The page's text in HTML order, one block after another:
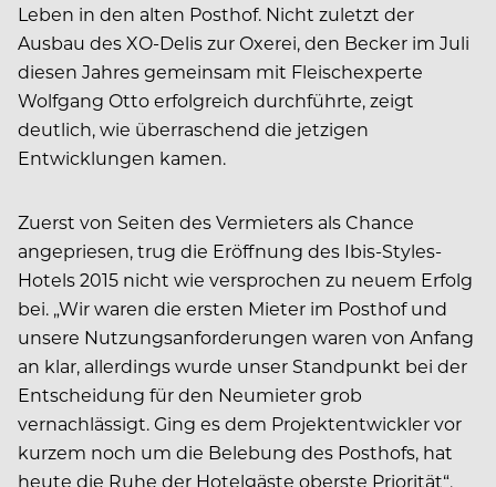
Leben in den alten Posthof. Nicht zuletzt der
Ausbau des XO-Delis zur Oxerei, den Becker im Juli
diesen Jahres gemeinsam mit Fleischexperte
Wolfgang Otto erfolgreich durchführte, zeigt
deutlich, wie überraschend die jetzigen
Entwicklungen kamen.
Zuerst von Seiten des Vermieters als Chance
angepriesen, trug die Eröffnung des Ibis-Styles-
Hotels 2015 nicht wie versprochen zu neuem Erfolg
bei. „Wir waren die ersten Mieter im Posthof und
unsere Nutzungsanforderungen waren von Anfang
an klar, allerdings wurde unser Standpunkt bei der
Entscheidung für den Neumieter grob
vernachlässigt. Ging es dem Projektentwickler vor
kurzem noch um die Belebung des Posthofs, hat
heute die Ruhe der Hotelgäste oberste Priorität“,